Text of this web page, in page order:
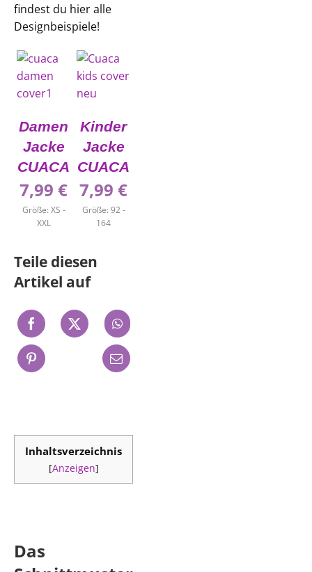
findest du hier alle
Designbeispiele!
Damen
Jacke
CUACA
7,99€
Größe: XS -
XXL
Kinder
Jacke
CUACA
7,99€
Größe: 92 -
164
Teile diesen
Artikel auf
Inhaltsverzeichnis
[Anzeigen]
Das